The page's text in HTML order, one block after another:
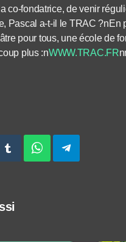
co-fondatrice, de venir
Pascal a-t-il le TRAC ?nEn
pour tous, une école de
plus :nWWW.TRAC.FR